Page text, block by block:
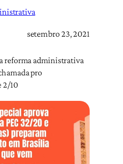
setembro 23, 2021
reforma administrativa
pro
2/10